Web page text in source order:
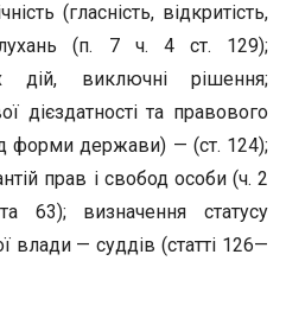
(гласність, відкритість,
(п. 7 ч. 4 ст. 129);
дій, виключні рішення;
дієздатності та правового
форми держави) — (ст. 124);
прав і свобод особи (ч. 2
63); визначення статусу
влади — суддів (статті 126—